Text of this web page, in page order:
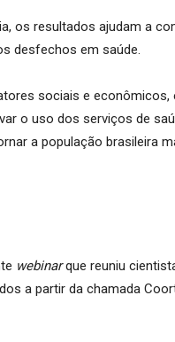
os resultados ajudam a
desfechos em saúde.
sociais e econômicos,
o uso dos serviços de
a população brasileira
webinarque reuniu
a partir da chamada